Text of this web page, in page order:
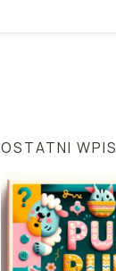
OSTATNI WPIS